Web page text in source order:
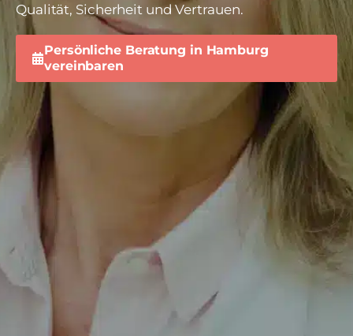
Qualität, Sicherheit und Vertrauen.
Persönliche Beratung in Hamburg
vereinbaren